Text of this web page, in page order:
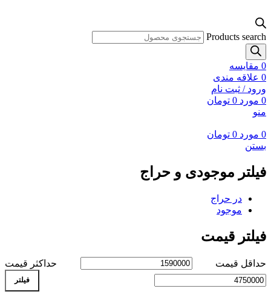
Products search
0 مقايسه
0 علاقه مندی
ورود / ثبت نام
0 مورد 0 تومان
منو
0 مورد 0 تومان
بستن
فیلتر موجودی و حراج
در حراج
موجود
فیلتر قیمت
حداقل قیمت حداکثر قیمت
فیلتر